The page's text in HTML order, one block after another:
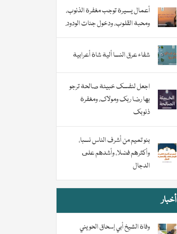
أعمال يسيرة توجب مغفرة الذنوب،
ومحبة القلوب، ودخول جنات الودود.
شفاء عرق النسا ألية شاة أعرابية
اجعل لنفسك خبيئة صالحة ترجو
بها رضا ربك ومولاك، ومغفرة
ذنوبك
بنو تميم من أشرف الناس نسبا،
وأكثرهم فضلا، وأشدهم على
الدجال
أخبار
وفاة الشيخ أبي إسحاق الحويني